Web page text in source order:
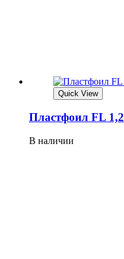
Quick View
Плaстфoил FL 1,2
В наличии